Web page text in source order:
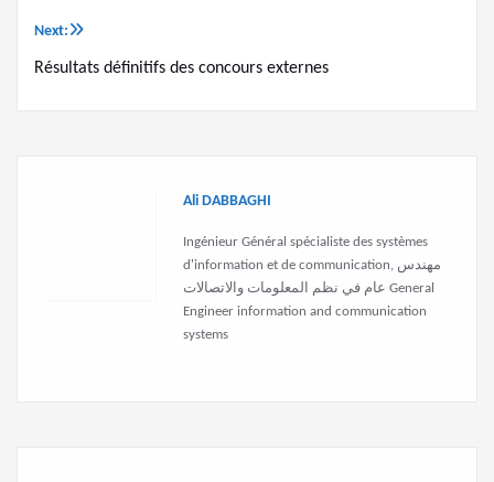
l’article
Next:
Résultats définitifs des concours externes
Ali DABBAGHI
Ingénieur Général spécialiste des systèmes
d'information et de communication, مهندس
عام في نظم المعلومات والاتصالات General
Engineer information and communication
systems